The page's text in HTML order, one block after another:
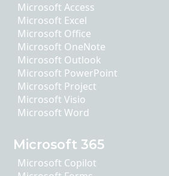
Microsoft Access
Microsoft Excel
Microsoft Office
Microsoft OneNote
Microsoft Outlook
Microsoft PowerPoint
Microsoft Project
Microsoft Visio
Microsoft Word
Microsoft 365
Microsoft Copilot